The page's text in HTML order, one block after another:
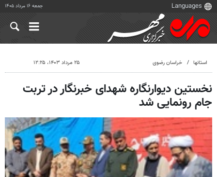
جمعه ۱۶ مرداد ۱۴۰۵
استانها خراسان رضوی ۲۵ مرداد ۱۴۰۳، ۱۲:۲۵
نخستین دیوارنگاره شهدای خبرنگار در تربت
جام رونمایی شد